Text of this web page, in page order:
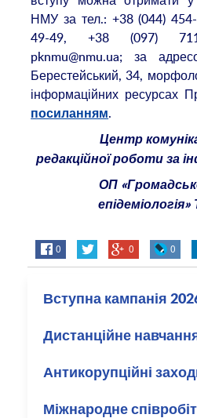
НМУ за тел.: +38 (044)
49-49, +38 (097)
pknmu@nmu.ua; за
Берестейський, 34,
інформаційних ресурсах
посиланням.
Центр
редакційної роботи за
ОП
0 0 0
Вступна кампанія
Дистанційне
Антикорупційні
Міжнародне